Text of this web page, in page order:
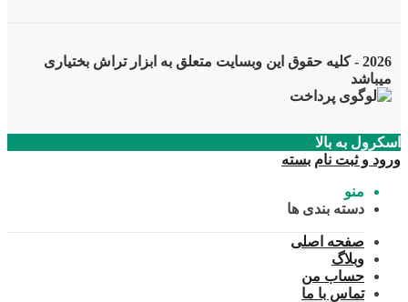
2026 - کلیه حقوق این وبسایت متعلق به ابزار تراش بختیاری
میباشد
اسکرول به بالا
ورود و ثبت نام بسته
منو
دسته بندی ها
صفحه اصلی
وبلاگ
حساب من
تماس با ما